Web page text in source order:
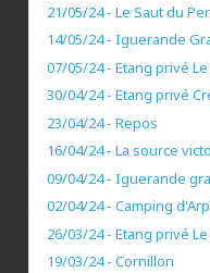
21/05/24 - Le Saut du
14/05/24 - Iguerande
07/05/24 - Etang privé
30/04/24 - Etang privé
23/04/24 - Repos
16/04/24 - La source
09/04/24 - Iguerande
02/04/24 - Camping
26/03/24 - Etang privé
19/03/24 - Cornillon